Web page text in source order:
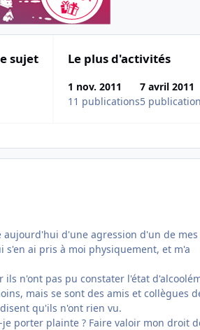
sujet Le plus d'activités
1 nov. 2011
11 publications
7 avril 2011
5
aujourd'hui d'une agression d'un de mes
s'en ai pris à moi physiquement, et m'a
ils n'ont pas pu constater l'état
mais se sont des amis et collègues
qu'ils n'ont rien vu.
je porter plainte ? Faire valoir mon droit